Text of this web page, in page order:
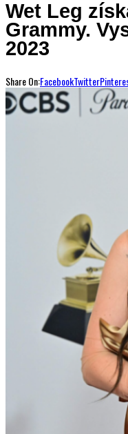
Wet Leg
Grammy.
2023
Share On:FacebookTwitter